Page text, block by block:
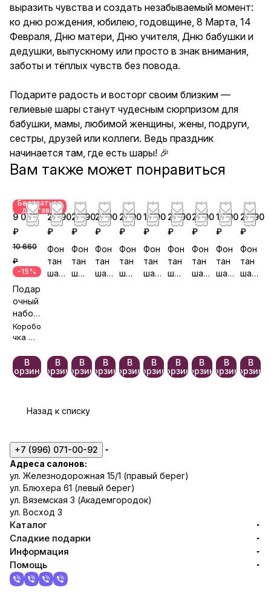
выразить чувства и создать незабываемый момент:
ко дню рождения, юбилею, годовщине, 8 Марта, 14
Февраля, Дню матери, Дню учителя, Дню бабушки и
дедушки, выпускному или просто в знак внимания,
заботы и тёплых чувств без повода.
Подарите радость и восторг своим близким —
гелиевые шары станут чудесным сюрпризом для
бабушки, мамы, любимой женщины, жены, подруги,
сестры, друзей или коллеги. Ведь праздник
начинается там, где есть шары! 🎉
Вам также может понравиться
Бесплатная
доставка
9 070
₽
10 660
₽
-15%
Подар
очный
набор
«Шед
евр»
Коробо
чка —
тно🎀
В
корзину
2 690
₽
Фон
тан
шар
В
корзину
2 890
₽
Фон
тан
шар
В
корзину
2 190
₽
Фон
тан
шар
В
корзину
2 190
₽
Фон
тан
шар
В
корзину
1 990
₽
Фон
тан
шар
В
корзину
2 590
₽
Фон
тан
шар
В
корзину
2 190
₽
Фон
тан
шар
В
корзину
1 990
₽
Фон
тан
шар
В
корзину
2 290
₽
Фон
тан
шар
В
корзину
Назад к списку
+7 (996) 071-00-92
Адреса салонов:
ул. Железнодорожная 15/1 (правый берег)
ул. Блюхера 61 (левый берег)
ул. Вяземская 3 (Академгородок)
ул. Восход 3
Каталог
Сладкие подарки
Информация
Помощь